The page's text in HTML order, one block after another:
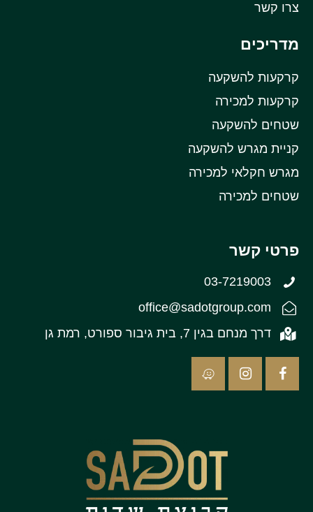
צרו קשר
מדריכים
קרקעות להשקעה
קרקעות למכירה
שטחים להשקעה
קניית מגרש להשקעה
מגרש חקלאי למכירה
שטחים למכירה
פרטי קשר
03-7219003
office@sadotgroup.com
דרך מנחם בגין 7, בית גיבור ספורט, רמת גן